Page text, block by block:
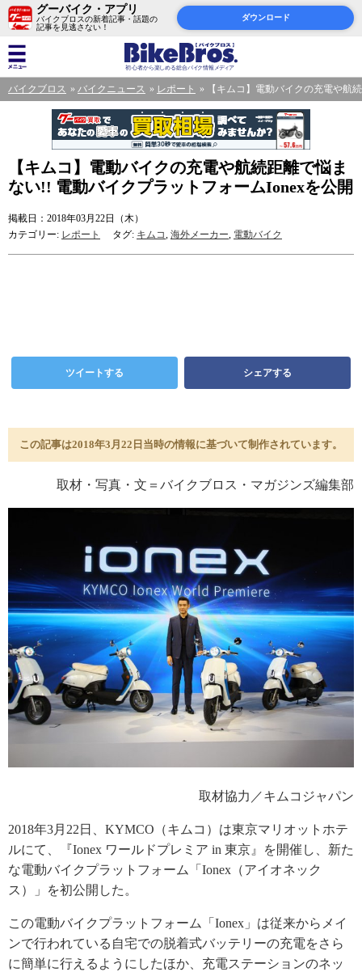
グーバイク・アプリ
バイクブロスの新着記事・話題の
記事を見逃さない！
ダウンロード
バイクブロス バイクニュース レポート 【キムコ】電動バイクの充電や航
【キムコ】電動バイクの充電や航続距離で悩ま
ない!! 電動バイクプラットフォームIonexを公開
掲載日：2018年03月22日（木）
カテゴリー: レポート タグ: キムコ, 海外メーカー, 電動バイク
ツイートする シェアする
この記事は2018年3月22日当時の情報に基づいて制作されています。
取材・写真・文＝バイクブロス・マガジンズ編集部
取材協力／キムコジャパン
2018年3月22日、KYMCO（キムコ）は東京マリオットホテ
ルにて、『Ionex ワールドプレミア in 東京』を開催し、新た
な電動バイクプラットフォーム「Ionex（アイオネック
ス）」を初公開した。
この電動バイクプラットフォーム「Ionex」は従来からメイ
ンで行われている自宅での脱着式バッテリーの充電をさら
に簡単に行えるようにしたほか、充電ステーションのネッ